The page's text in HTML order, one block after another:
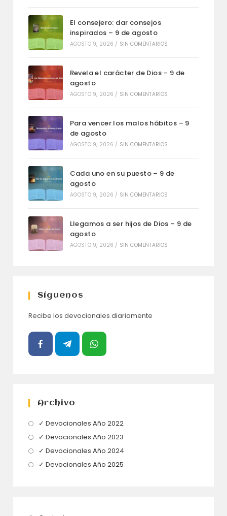
El consejero: dar consejos
inspirados – 9 de agosto
AGOSTO 9, 2026 / SIN COMENTARIOS
Revela el carácter de Dios – 9 de
agosto
AGOSTO 9, 2026 / SIN COMENTARIOS
Para vencer los malos hábitos – 9
de agosto
AGOSTO 9, 2026 / SIN COMENTARIOS
Cada uno en su puesto – 9 de
agosto
AGOSTO 9, 2026 / SIN COMENTARIOS
Llegamos a ser hijos de Dios – 9 de
agosto
AGOSTO 9, 2026 / SIN COMENTARIOS
Síguenos
Recibe los devocionales diariamente
Archivo
✓ Devocionales Año 2022Se
✓ Devocionales Año 2023
abre
✓ Devocionales Año 2024
✓ Devocionales Año 2025